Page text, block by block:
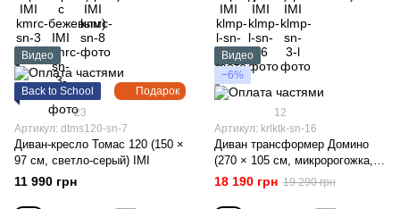
Подарок
Видео
Back to School
23
Артикул: dtms120-sn-7
Диван-кресло Томас 120 (150 ×
97 см, светло-серый) IMI
11 990 грн
Видео
−6%
12
Артикул: krlktk-sn-16
Диван трансформер Домино
(270 × 105 см, микророгожка,
джинс) IMI
18 190 грн 19 290 грн